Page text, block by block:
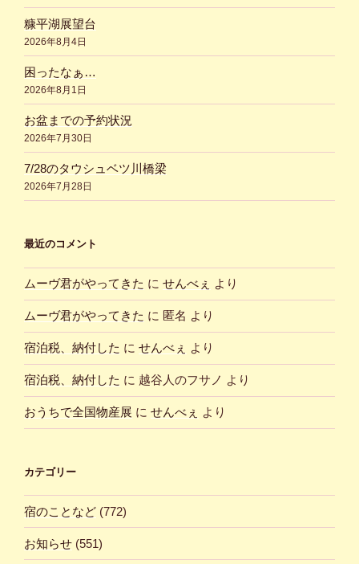
糠平湖展望台
2026年8月4日
困ったなぁ…
2026年8月1日
お盆までの予約状況
2026年7月30日
7/28のタウシュベツ川橋梁
2026年7月28日
最近のコメント
ムーヴ君がやってきた に せんべぇ より
ムーヴ君がやってきた に 匿名 より
宿泊税、納付した に せんべぇ より
宿泊税、納付した に 越谷人のフサノ より
おうちで全国物産展 に せんべぇ より
カテゴリー
宿のことなど (772)
お知らせ (551)